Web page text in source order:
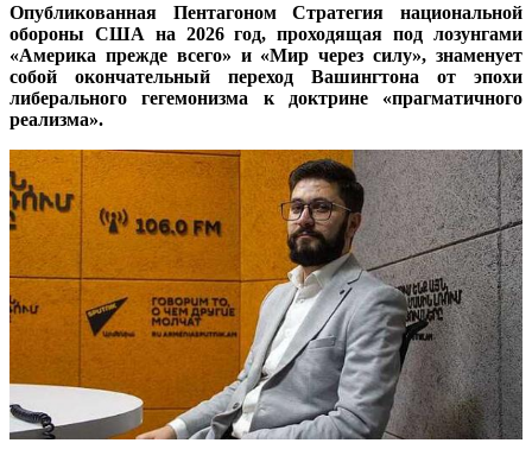
Опубликованная Пентагоном Стратегия национальной
обороны США на 2026 год, проходящая под лозунгами
«Америка прежде всего» и «Мир через силу», знаменует
собой окончательный переход Вашингтона от эпохи
либерального гегемонизма к доктрине «прагматичного
реализма».